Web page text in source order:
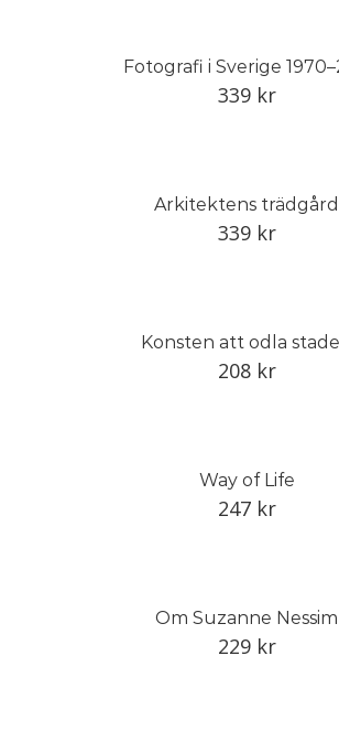
339 kr
Arkitektens trädgård
339 kr
Konsten att odla
208 kr
Way of Life
247 kr
Om Suzanne Nessim
229 kr